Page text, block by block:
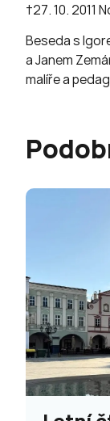
†27. 10. 2011
Beseda s
a Janem
malíře a